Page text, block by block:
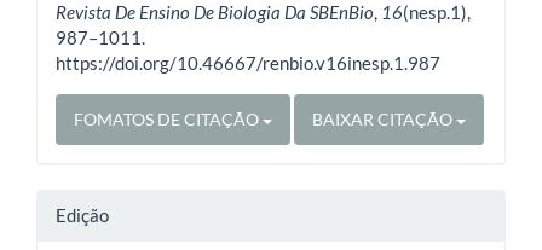
Revista De Ensino De Biologia Da SBEnBio, 16(nesp.1),
987–1011.
https://doi.org/10.46667/renbio.v16inesp.1.987
FOMATOS DE CITAÇÃO BAIXAR CITAÇÃO
Edição